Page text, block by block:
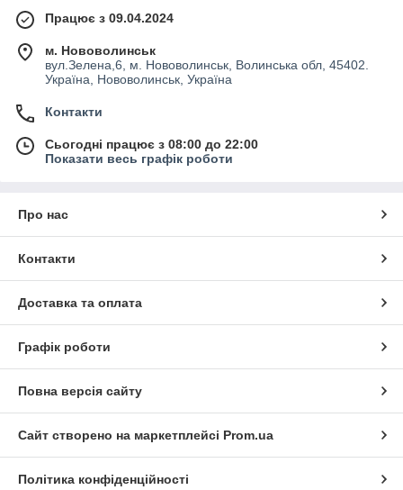
Працює з 09.04.2024
м. Нововолинськ
вул.Зелена,6, м. Нововолинськ, Волинська обл, 45402.
Україна, Нововолинськ, Україна
Контакти
Сьогодні працює з 08:00 до 22:00
Показати весь графік роботи
Про нас
Контакти
Доставка та оплата
Графік роботи
Повна версія сайту
Сайт створено на маркетплейсі Prom.ua
Політика конфіденційності